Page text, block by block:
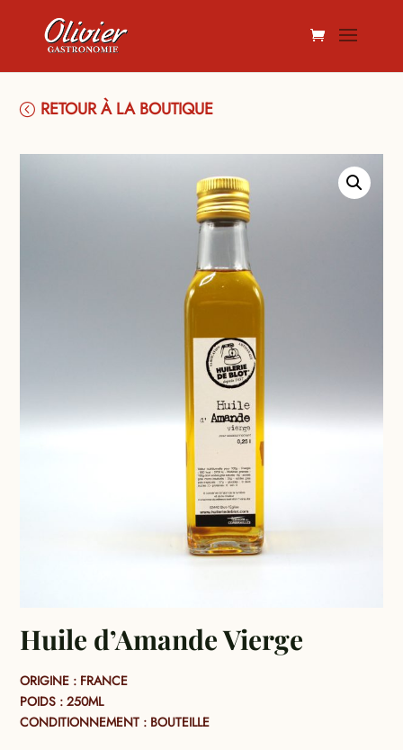
RETOUR À LA BOUTIQUE
Huile d’Amande Vierge
ORIGINE : FRANCE
POIDS : 250ML
CONDITIONNEMENT : BOUTEILLE